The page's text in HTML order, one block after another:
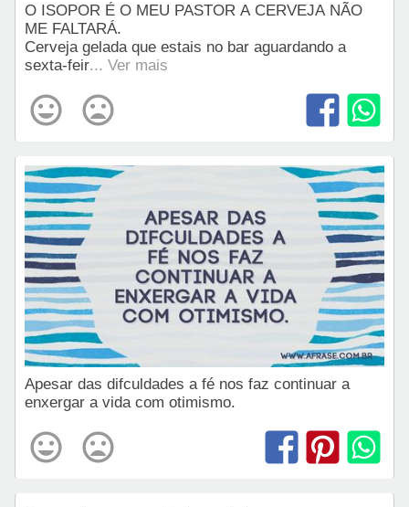
O ISOPOR É O MEU PASTOR A CERVEJA NÃO
ME FALTARÁ.
Cerveja gelada que estais no bar aguardando a
sexta-feir... Ver mais
Apesar das difculdades a fé nos faz continuar a
enxergar a vida com otimismo.